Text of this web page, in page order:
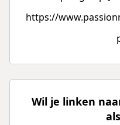
https://
Wil je linken